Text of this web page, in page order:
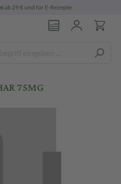
ab 29 € und für E-Rezepte
75MG